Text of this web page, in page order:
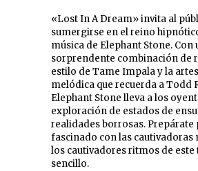
«Lost In A Dream» invita al
sumergirse en el reino
música de Elephant Stone. Con
sorprendente combinación de
estilo de Tame Impala y la
melódica que recuerda a Todd
Elephant Stone lleva a los
exploración de estados de
realidades borrosas. Prepárate
fascinado con las cautivadoras
los cautivadores ritmos de este
sencillo.